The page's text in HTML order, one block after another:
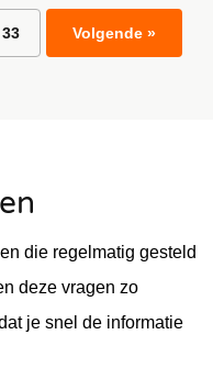
33 Volgende »
die regelmatig gesteld
deze vragen zo
je snel de informatie